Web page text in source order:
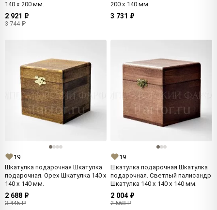
140 x 200 мм.
2 921 ₽
3 744 ₽
200 x 140 мм.
3 731 ₽
19
Шкатулка подарочная Шкатулка
подарочная. Орех Шкатулка 140 x
140 x 140 мм.
2 688 ₽
3 445 ₽
19
Шкатулка подарочная Шкатулка
подарочная. Светлый палисандр
Шкатулка 140 x 140 x 140 мм.
2 004 ₽
2 568 ₽